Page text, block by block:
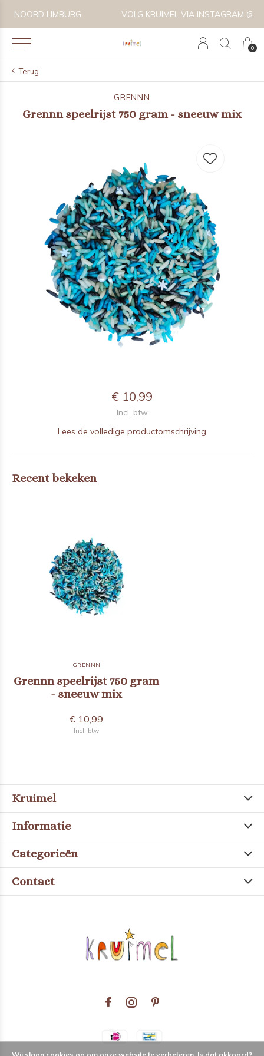
0
VOLG KRUIMEL VIA INSTAGRAM @KRUIMELKIDSBOUTIQUE
Terug
GRENNN
Grennn speelrijst 750 gram - sneeuw mix
€ 10,99
Incl. btw
Lees de volledige productomschrijving
Recent bekeken
GRENNN
Grennn speelrijst 750 gram
- sneeuw mix
€ 10,99
Incl. btw
Kruimel
Informatie
Categorieën
Contact